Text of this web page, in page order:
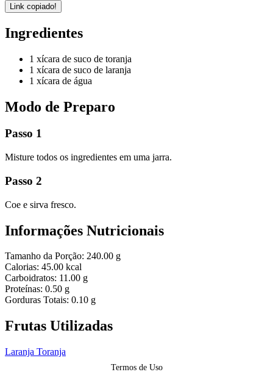
Link copiado!
Ingredientes
1 xícara de suco de toranja
1 xícara de suco de laranja
1 xícara de água
Modo de Preparo
Passo 1
Misture todos os ingredientes em uma jarra.
Passo 2
Coe e sirva fresco.
Informações Nutricionais
Tamanho da Porção: 240.00 g
Calorias: 45.00 kcal
Carboidratos: 11.00 g
Proteínas: 0.50 g
Gorduras Totais: 0.10 g
Frutas Utilizadas
Laranja Toranja
Termos de Uso